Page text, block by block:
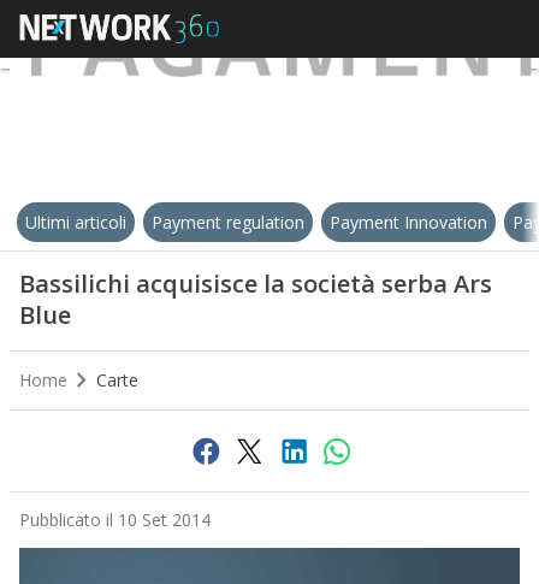
Ultimi articoli Payment regulation Payment Innovation
Bassilichi acquisisce la società serba Ars
Blue
Home Carte
Pubblicato il 10 Set 2014